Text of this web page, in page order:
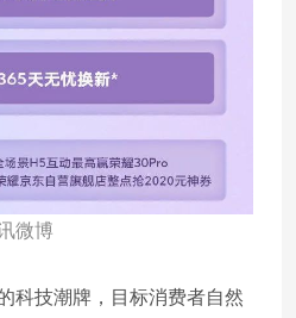
微博
科技潮牌，目标消费者自然